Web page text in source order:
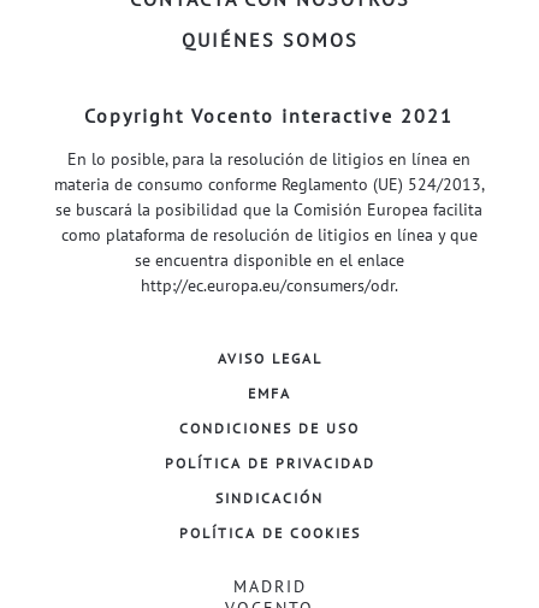
QUIÉNES SOMOS
Copyright Vocento interactive 2021
En lo posible, para la resolución de litigios en línea en
materia de consumo conforme Reglamento (UE) 524/2013,
se buscará la posibilidad que la Comisión Europea facilita
como plataforma de resolución de litigios en línea y que
se encuentra disponible en el enlace
http://ec.europa.eu/consumers/odr.
AVISO LEGAL
EMFA
CONDICIONES DE USO
POLÍTICA DE PRIVACIDAD
SINDICACIÓN
POLÍTICA DE COOKIES
MADRID